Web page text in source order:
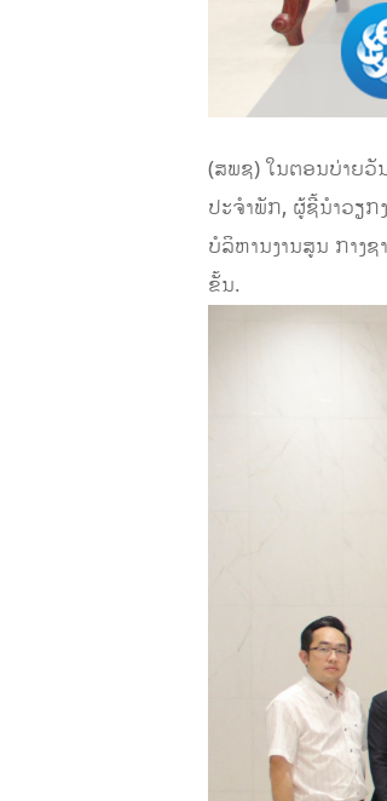
(ສພຊ) ໃນຕອນບ່າຍວັ
ປະຈຳພັກ, ຜູ້ຊີ້ນຳວຽກ
ບໍລິຫານງານສູນ ກາງ
ຂັ້ນ.